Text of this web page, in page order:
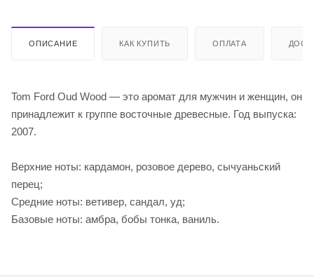
ОПИСАНИЕ КАК КУПИТЬ ОПЛАТА
Tom Ford Oud Wood — это аромат для мужчин и женщин, он
принадлежит к группе восточные древесные. Год выпуска:
2007.
Верхние ноты: кардамон, розовое дерево, сычуаньский
перец;
Средние ноты: ветивер, сандал, уд;
Базовые ноты: амбра, бобы тонка, ваниль.